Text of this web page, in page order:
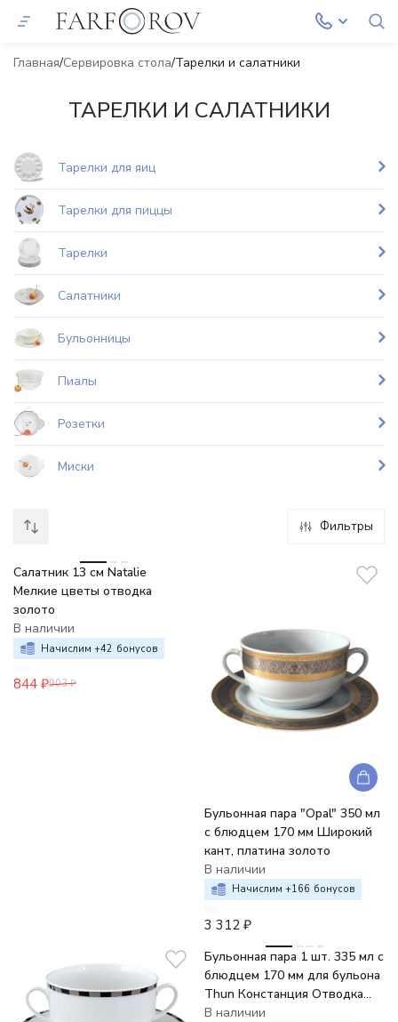
Главная Сервировка стола Тарелки и салатники
ТАРЕЛКИ И САЛАТНИКИ
Тарелки для яиц
Тарелки для пиццы
Тарелки
Салатники
Бульонницы
Пиалы
Розетки
Миски
Фильтры
Cалатник 13 см Natalie
Мелкие цветы отводка
золото
В наличии
Начислим +42 бонусов
844 ₽903 ₽
Бульонная пара "Opal" 350 мл
с блюдцем 170 мм Широкий
кант, платина золото
В наличии
Начислим +166 бонусов
3 312 ₽
-6%
Бульонная пара 1 шт. 335 мл с
блюдцем 170 мм для бульона
Thun Констанция Отводка
золото
В наличии